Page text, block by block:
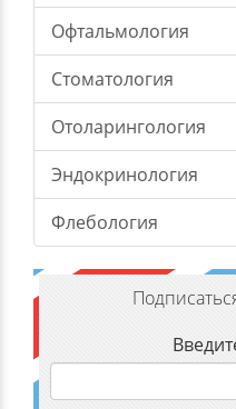
Офтальмология
Стоматология
Отоларингология
Эндокринология
Флебология